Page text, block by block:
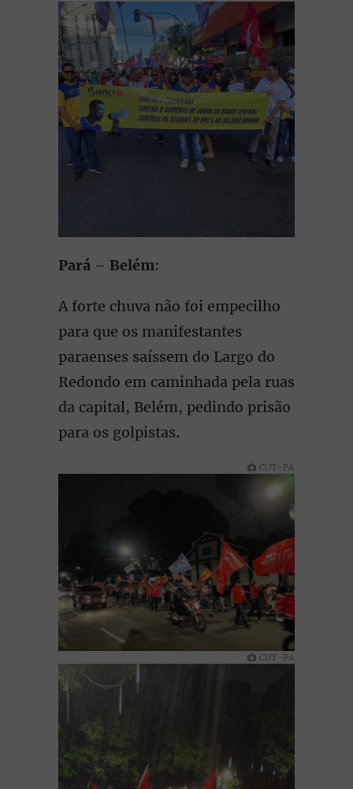
Pará – Belém:
A forte chuva não foi empecilho
para que os manifestantes
paraenses saíssem do Largo do
Redondo em caminhada pela ruas
da capital, Belém, pedindo prisão
para os golpistas.
CUT-PA
CUT-PA